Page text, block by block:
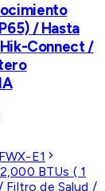
/ Hasta
Connect /
E1